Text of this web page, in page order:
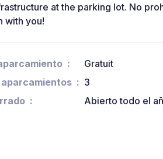
at the parking lot. No
with you!
Gratuit
aparcamientos
3
Abierto todo el